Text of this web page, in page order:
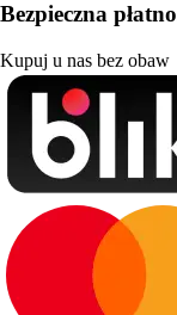
Bezpieczna
Kupuj u nas bez obaw